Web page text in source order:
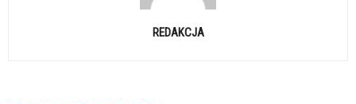
REDAKCJA